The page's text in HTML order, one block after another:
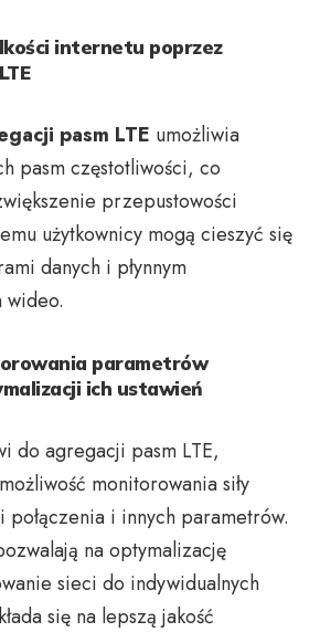
internetu poprzez
pasm LTE umożliwia
pasm częstotliwości, co
przepustowości
użytkownicy mogą cieszyć się
danych i płynnym
wideo.
parametrów
ich ustawień
do agregacji pasm LTE,
monitorowania siły
połączenia i innych parametrów.
na optymalizację
sieci do indywidualnych
się na lepszą jakość